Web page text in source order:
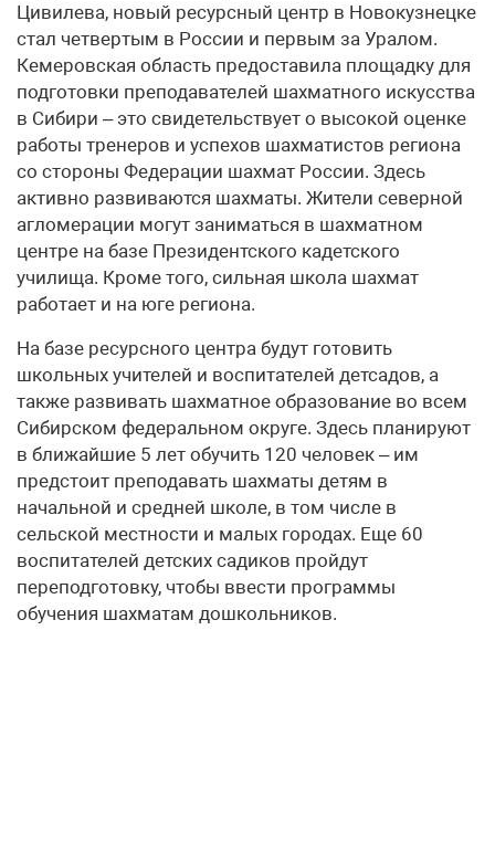
Цивилева, новый ресурсный центр в Новокузнецке
стал четвертым в России и первым за Уралом.
Кемеровская область предоставила площадку для
подготовки преподавателей шахматного искусства
в Сибири – это свидетельствует о высокой оценке
работы тренеров и успехов шахматистов региона
со стороны Федерации шахмат России. Здесь
активно развиваются шахматы. Жители северной
агломерации могут заниматься в шахматном
центре на базе Президентского кадетского
училища. Кроме того, сильная школа шахмат
работает и на юге региона.
На базе ресурсного центра будут готовить
школьных учителей и воспитателей детсадов, а
также развивать шахматное образование во всем
Сибирском федеральном округе. Здесь планируют
в ближайшие 5 лет обучить 120 человек – им
предстоит преподавать шахматы детям в
начальной и средней школе, в том числе в
сельской местности и малых городах. Еще 60
воспитателей детских садиков пройдут
переподготовку, чтобы ввести программы
обучения шахматам дошкольников.